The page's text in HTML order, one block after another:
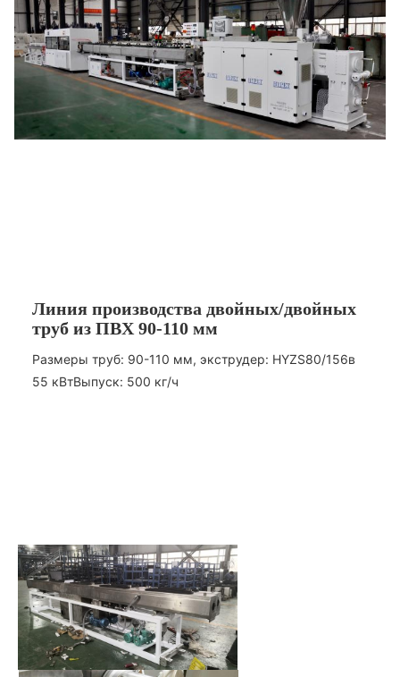
Линия производства двойных/двойных
труб из ПВХ 90-110 мм
Размеры труб: 90-110 мм, экструдер: HYZS80/156в
55 кВтВыпуск: 500 кг/ч